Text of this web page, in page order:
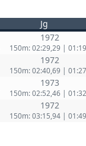
Jg
1972
150m: 02:29,29 |
1972
150m: 02:40,69 |
1973
150m: 02:52,46 |
1972
150m: 03:15,94 |